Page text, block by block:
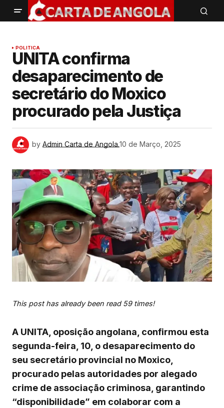
POLITICA
UNITA confirma
desaparecimento de
secretário do Moxico
procurado pela Justiça
by Admin Carta de Angola.10 de Março, 2025
This post has already been read 59 times!
A UNITA, oposição angolana, confirmou esta
segunda-feira, 10, o desaparecimento do
seu secretário provincial no Moxico,
procurado pelas autoridades por alegado
crime de associação criminosa, garantindo
“disponibilidade” em colaborar com a